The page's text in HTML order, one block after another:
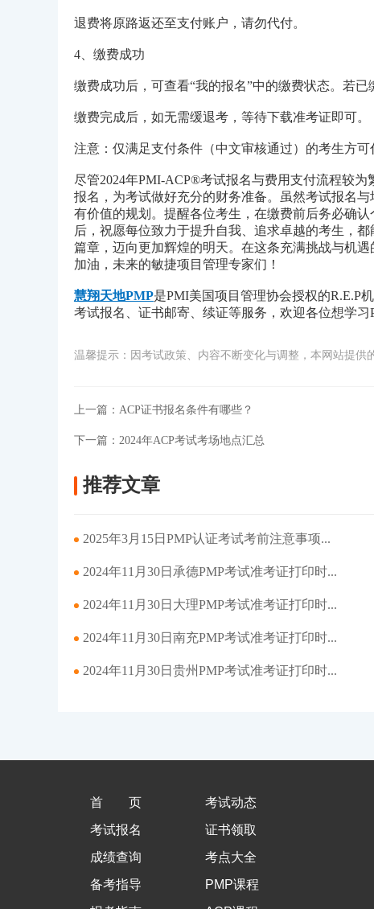
退费将原路返还至支付账户，请勿代付。
4、缴费成功
缴费成功后，可查看“我的报名”中的缴费状态。若
缴费完成后，如无需缓退考，等待下载准考证即可。
注意：仅满足支付条件（中文审核通过）的考生方可
尽管2024年PMI-ACP®考试报名与费用支付流程较
报名，为考试做好充分的财务准备。虽然考试报名
有价值的规划。提醒各位考生，在缴费前后务必确
后，祝愿每位致力于提升自我、追求卓越的考生，
篇章，迈向更加辉煌的明天。在这条充满挑战与机
加油，未来的敏捷项目管理专家们！
慧翔天地PMP是PMI美国项目管理协会授权的R.E.P
考试报名、证书邮寄、续证等服务，欢迎各位想学习
温馨提示：因考试政策、内容不断变化与调整，本网站提供
上一篇： ACP证书报名条件有哪些？
下一篇： 2024年ACP考试考场地点汇总
推荐文章
2025年3月15日PMP认证考试考前注意事项...
2024年11月30日承德PMP考试准考证打印时...
2024年11月30日大理PMP考试准考证打印时...
2024年11月30日南充PMP考试准考证打印时...
2024年11月30日贵州PMP考试准考证打印时...
首页
考试动态
考试报名
证书领取
成绩查询
考点大全
备考指导
PMP课程